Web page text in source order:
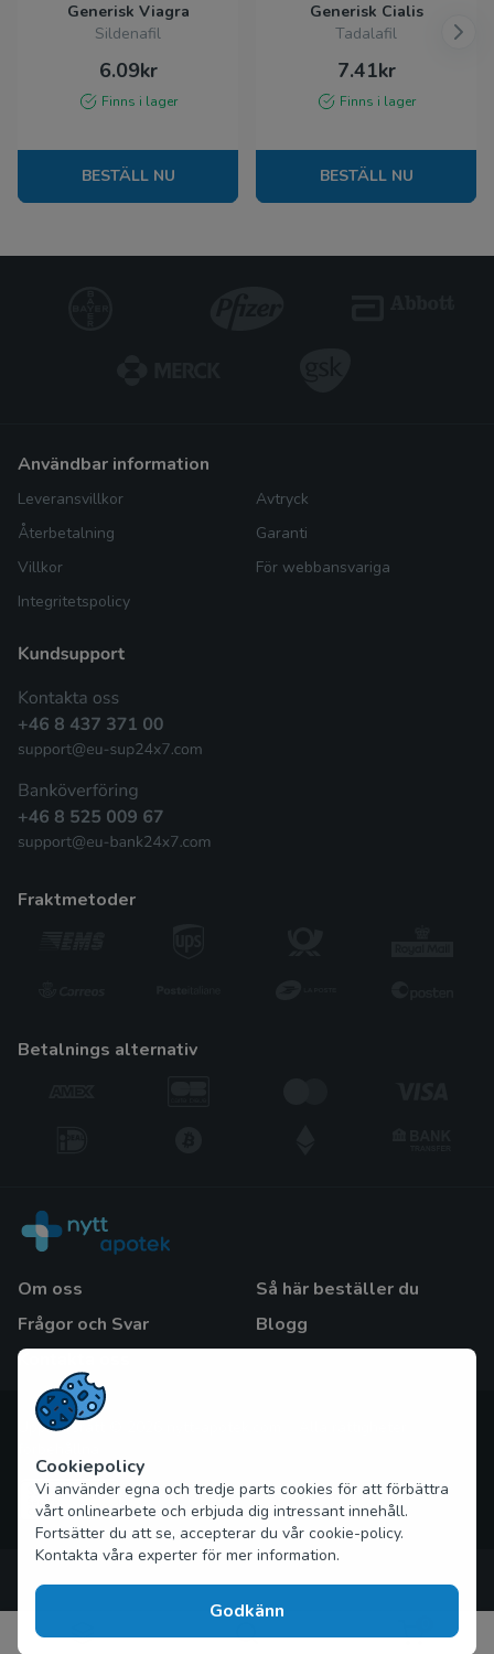
Generisk Viagra
Sildenafil
6.09kr
Finns i lager
BESTÄLL NU
Generisk Cialis
Tadalafil
7.41kr
Finns i lager
BESTÄLL NU
användbar information
Leveransvillkor
Återbetalning
Villkor
Integritetspolicy
Avtryck
Garanti
För webbansvariga
fraktmetoder
betalnings alternativ
Om oss
Frågor och Svar
Kontakta oss
Så här beställer du
Blogg
Upphovsrätt © 2026 nytt-apotek.com Alla rättigheter
Cookiepolicy
Vi använder egna och tredje parts cookies för att förbättra
vårt onlinearbete och erbjuda dig intressant innehåll.
Fortsätter du att se, accepterar du vår cookie-policy.
Kontakta våra experter för mer information.
Godkänn